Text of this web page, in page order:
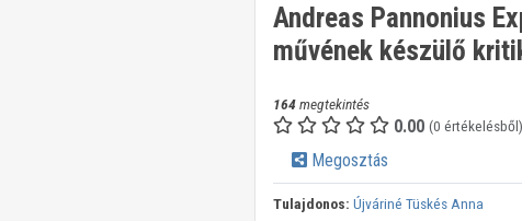
Andreas Pannonius
művének készülő
164megtekintés
0.00 (0 értékelésből)
Megosztás
Tulajdonos: Újváriné Tüskés Anna